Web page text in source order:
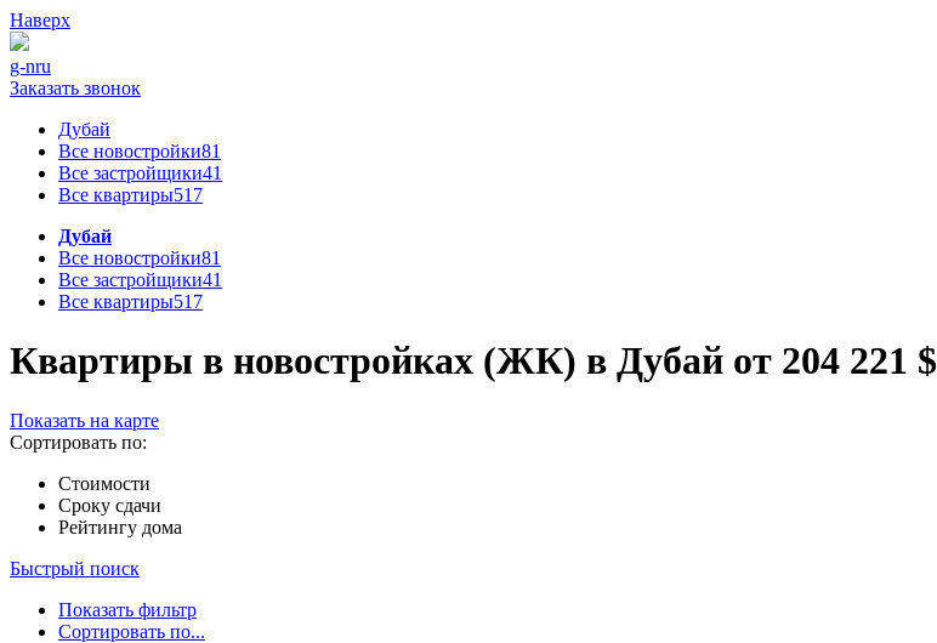
Наверх
g-nru
Заказать звонок
Дубай
Все новостройки81
Все застройщики41
Все квартиры517
Дубай
Все новостройки81
Все застройщики41
Все квартиры517
Квартиры в новостройках (ЖК) в Дубай от 204 221 $
Показать на карте
Сортировать по:
Стоимости
Сроку сдачи
Рейтингу дома
Быстрый поиск
Показать фильтр
Сортировать по...